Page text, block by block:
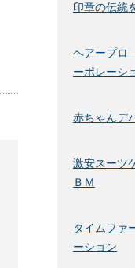
印章の伝統
ヘアープロ
ーポレーシ
赤ちゃんデ
激安スーツ
ＢＭ
タイムファ
ーション